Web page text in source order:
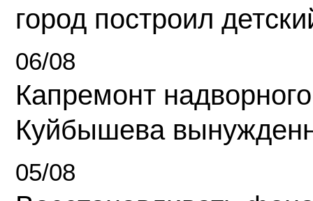
город построил
06/08
Капремонт
Куйбышева
05/08